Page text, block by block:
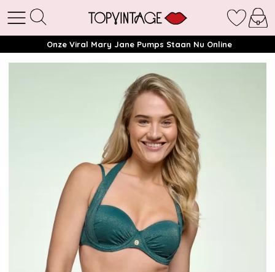
Onze Viral Mary Jane Pumps Staan Nu Online